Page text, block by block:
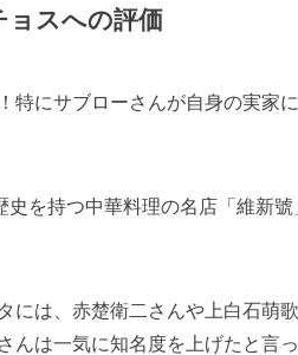
ョスへの評価
特にサブローさんが自身の実家
を持つ中華料理の名店「維新
には、赤楚衛二さんや上白石萌
んは一気に知名度を上げたと言